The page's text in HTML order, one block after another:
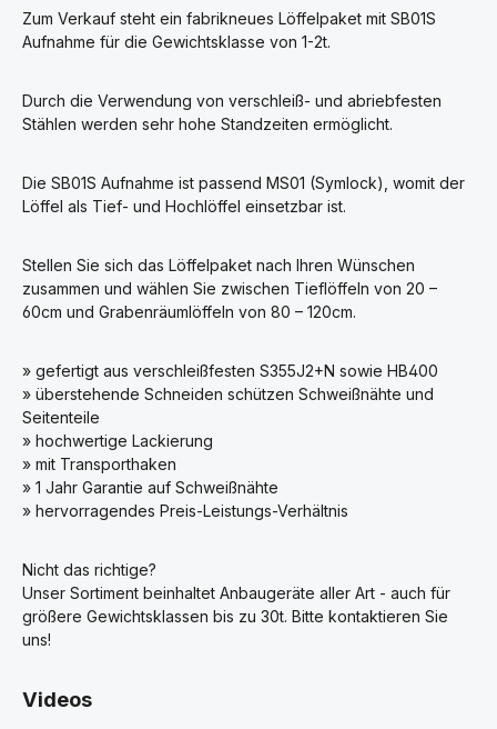
Zum Verkauf steht ein fabrikneues Löffelpaket mit SB01S
Aufnahme für die Gewichtsklasse von 1-2t.
Durch die Verwendung von verschleiß- und abriebfesten
Stählen werden sehr hohe Standzeiten ermöglicht.
Die SB01S Aufnahme ist passend MS01 (Symlock), womit der
Löffel als Tief- und Hochlöffel einsetzbar ist.
Stellen Sie sich das Löffelpaket nach Ihren Wünschen
zusammen und wählen Sie zwischen Tieflöffeln von 20 –
60cm und Grabenräumlöffeln von 80 – 120cm.
» gefertigt aus verschleißfesten S355J2+N sowie HB400
» überstehende Schneiden schützen Schweißnähte und
Seitenteile
» hochwertige Lackierung
» mit Transporthaken
» 1 Jahr Garantie auf Schweißnähte
» hervorragendes Preis-Leistungs-Verhältnis
Nicht das richtige?
Unser Sortiment beinhaltet Anbaugeräte aller Art - auch für
größere Gewichtsklassen bis zu 30t. Bitte kontaktieren Sie
uns!
Videos